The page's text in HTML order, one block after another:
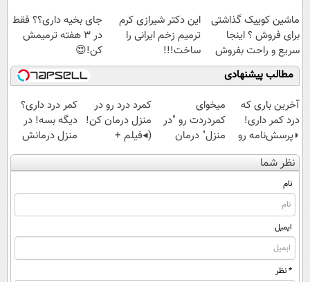
ماشین کوییک گذاشتی
برای فروش ؟ اینجا
سریع و راحت بفروش
این دکتر شیرازی کرم
ترمیم زخم ایرانی را
ساخت!!!
جای بخیه داری؟؟ فقط
در 3 هفته ترمیمش
کن!😍
مطالب پیشنهادی
آخرین باری که
درد کمر داری!
◗پرسش‌نامه رو
پر کن◖
میخوای
کمردردت رو "در
منزل" درمان
کنی؟ (◂فیلم +
◂پرسش‌نامه)
کمرد درد رو در
منزل درمان کن!
(◂فیلم +
پرسش‌نامه)
کمر درد داری؟
دیگه بسه! در
منزل درمانش
کن
(◀پرسش‌نامه)
نظر شما
نام
ایمیل
* نظر